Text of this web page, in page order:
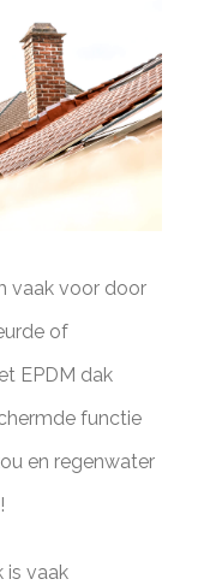
vaak voor door
of
EPDM dak
functie
en regenwater
is vaak